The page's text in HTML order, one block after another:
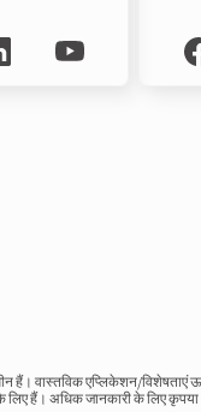
हैं। वास्तविक एप्लिकेशन/
लिए हैं। अधिक जानकारी के लिए